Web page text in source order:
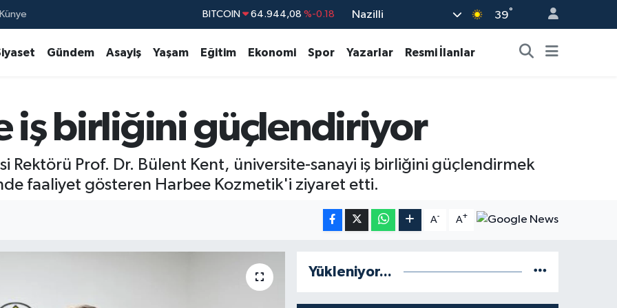
EURO 55,2510 %0.32
BİST100 13.779 %-14
Nazilli 39°
Gündem Asayiş Yaşam Eğitim Ekonomi Spor Yazarlar Resmi İlanlar
iş birliğini güçlendiriyor
Rektörü Prof. Dr. Bülent Kent, üniversite-sanayi iş birliğini güçlendirmek
faaliyet gösteren Harbee Kozmetik'i ziyaret etti.
A- A+
Yükleniyor...